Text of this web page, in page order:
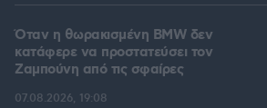
Όταν η θωρακισμένη BMW δεν
κατάφερε να προστατεύσει τον
Ζαμπούνη από τις σφαίρες
07.08.2026, 19:08